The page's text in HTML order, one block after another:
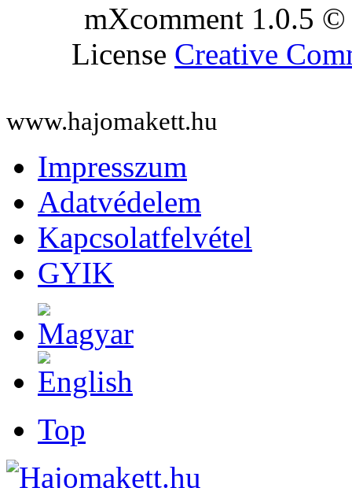
mXcomment 1.0.5
License Creative
www.hajomakett.hu
Impresszum
Adatvédelem
Kapcsolatfelvétel
GYIK
Top